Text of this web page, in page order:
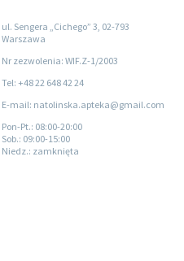
ul. Sengera „Cichego” 3, 02-793
Warszawa
Nr zezwolenia: WIF.Z-1/2003
Tel: +48 22 648 42 24
E-mail: natolinska.apteka@gmail.com
Pon-Pt.: 08:00-20:00
Sob.: 09:00-15:00
Niedz.: zamknięta